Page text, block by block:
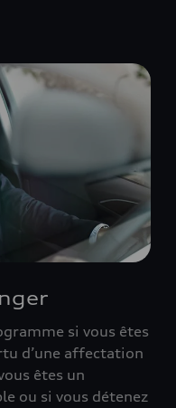
si vous êtes
d’une affectation
êtes un
ou si vous détenez